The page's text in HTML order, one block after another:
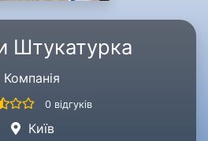
Штукатурка
Компанія
0 відгуків
Київ